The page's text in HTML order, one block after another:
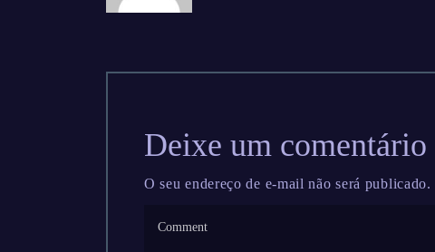
Deixe um comentário
O seu endereço de e-mail não será publicado.